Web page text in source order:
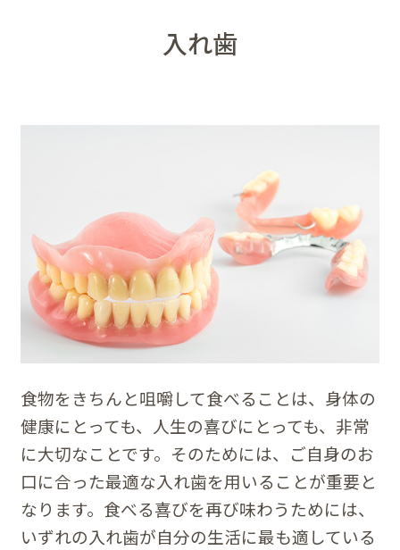
入れ歯
食物をきちんと咀嚼して食べることは、身体の
健康にとっても、人生の喜びにとっても、非常
に大切なことです。そのためには、ご自身のお
口に合った最適な入れ歯を用いることが重要と
なります。食べる喜びを再び味わうためには、
いずれの入れ歯が自分の生活に最も適している